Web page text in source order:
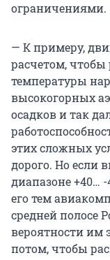
ограничениями.
— К примеру,
расчетом,
температуры
высокогорных
осадков и так
этих сложных
дорого. Но если
диапазоне+40… -
его тем
средней полосе
вероятности им
потом, чтобы